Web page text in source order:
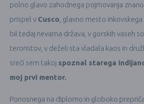
polno glavo zahodnega pojmovanja
prispel v Cusco, glavno mesto inkovskega
bil tedaj nevarna država, v gorskih vaseh
teroristov, v deželi sta vladala kaos in
sreči sem takoj spoznal starega
moj prvi mentor.
Ponosnega na diplomo in globoko